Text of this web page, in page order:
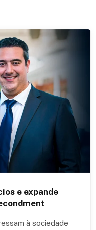
e expande
à sociedade